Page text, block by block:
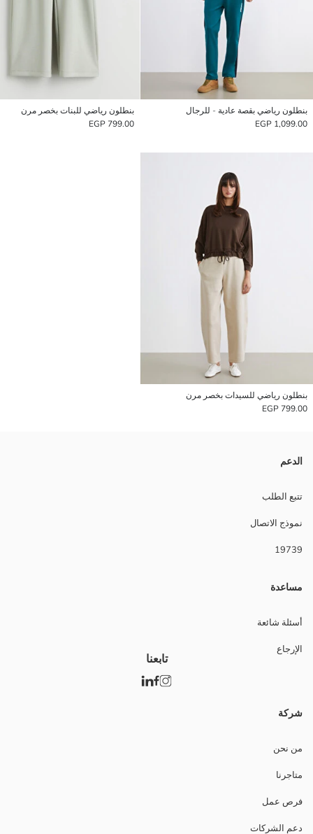
بنطلون رياضي بقصة عادية - للرجال
1,099.00 EGP
بنطلون رياضي للبنات بخصر مرن
799.00 EGP
بنطلون رياضي للسيدات بخصر مرن
799.00 EGP
الدعم
تتبع الطلب
نموذج الاتصال
19739
مساعدة
أسئلة شائعة
الإرجاع
شركة
من نحن
متاجرنا
فرص عمل
دعم الشركات
تابعنا